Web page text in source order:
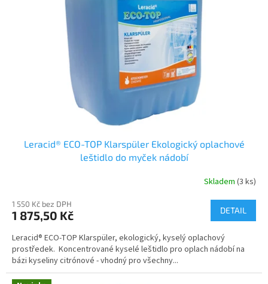
Leracid® ECO-TOP Klarspüler Ekologický oplachové
leštidlo do myček nádobí
produktu
je
z
5
hvězdiček.
Skladem(3 ks)
1 550 Kč bez DPH
1 875,50 Kč DETAIL
Leracid® ECO-TOP Klarspüler, ekologický, kyselý oplachový
prostředek. Koncentrované kyselé leštidlo pro oplach nádobí na
bázi kyseliny citrónové - vhodný pro všechny...